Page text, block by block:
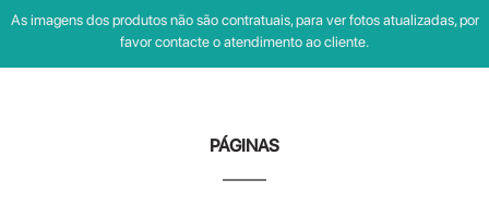
As imagens dos produtos não são contratuais, para ver fotos atualizadas, por
favor contacte o atendimento ao cliente.
PÁGINAS